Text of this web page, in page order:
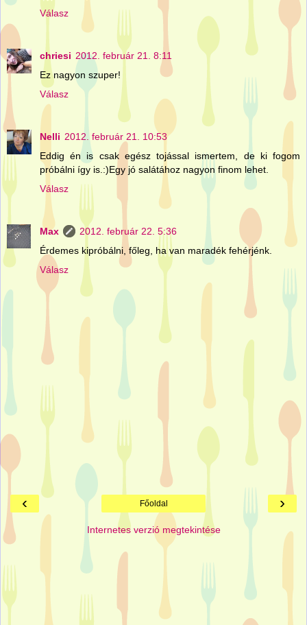
Válasz
chriesi 2012. február 21. 8:11
Ez nagyon szuper!
Válasz
Nelli 2012. február 21. 10:53
Eddig én is csak egész tojással ismertem, de ki fogom
próbálni így is.:)Egy jó salátához nagyon finom lehet.
Válasz
Max
2012. február 22. 5:36
Érdemes kipróbálni, főleg, ha van maradék fehérjénk.
Válasz
‹ ›
Főoldal
Internetes verzió megtekintése